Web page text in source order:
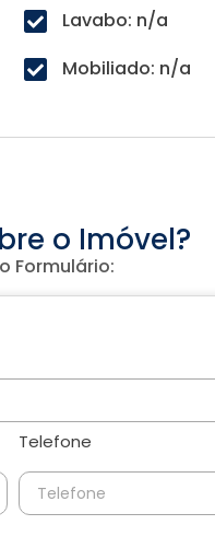
Lavabo: n/a
Mobiliado: n/a
o Imóvel?
Formulário:
Telefone